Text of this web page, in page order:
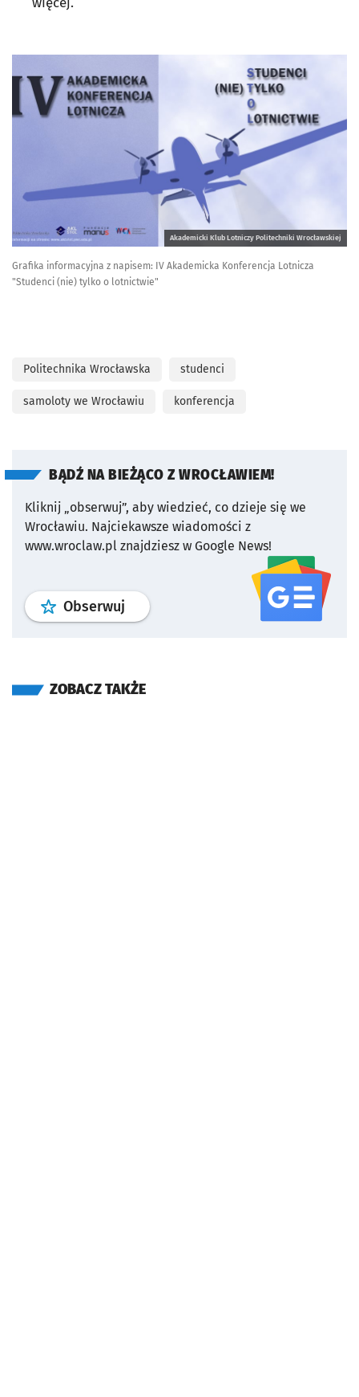
Akademicki Klub Lotniczy Politechniki Wrocławskiej
Grafika informacyjna z napisem: IV Akademicka Konferencja Lotnicza
"Studenci (nie) tylko o lotnictwie"
Politechnika Wrocławska studenci
samoloty we Wrocławiu konferencja
BĄDŹ NA BIEŻĄCO Z WROCŁAWIEM!
Kliknij „obserwuj”, aby wiedzieć, co dzieje się we
Wrocławiu. Najciekawsze wiadomości z
www.wroclaw.pl znajdziesz w Google News!
Obserwuj profil serwisu
ZOBACZ TAKŻE